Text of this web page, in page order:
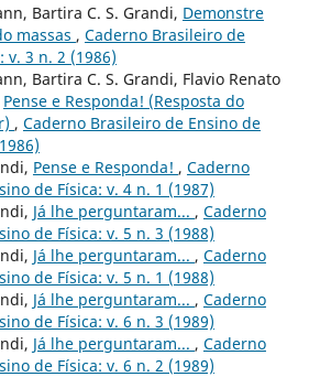
Bartira C. S. Grandi, Demonstre
massas , Caderno Brasileiro de
v. 3 n. 2 (1986)
Bartira C. S. Grandi, Flavio Renato
Pense e Responda! (Resposta do
, Caderno Brasileiro de Ensino de
Pense e Responda! , Caderno
de Física: v. 4 n. 1 (1987)
Já lhe perguntaram... , Caderno
de Física: v. 5 n. 3 (1988)
Já lhe perguntaram... , Caderno
de Física: v. 5 n. 1 (1988)
Já lhe perguntaram... , Caderno
de Física: v. 6 n. 3 (1989)
Já lhe perguntaram... , Caderno
de Física: v. 6 n. 2 (1989)